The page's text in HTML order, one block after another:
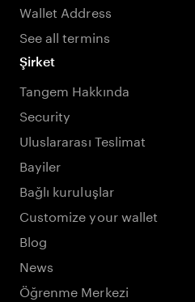
Wallet Address
See all termins
Şirket
Tangem Hakkında
Security
Uluslararası Teslimat
Bayiler
Bağlı kuruluşlar
Customize your wallet
Blog
News
Öğrenme Merkezi